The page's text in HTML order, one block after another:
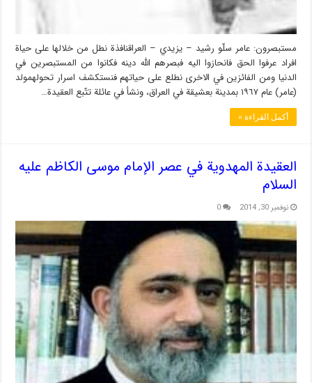
مستبصرون: عامر سلّو رشيد – يزيدي – العراقنافذة نطل من خلالها على حياة
افراد عرفوا الحق فانحازوا اليه فبصرهم الله دينه فكانوا من المستبصرين في
الدنيا ومن الفائزين في الاخرى نطلع على حياتهم فنستكشف اسرار تحولهمولد
(عامر) عام ١٩٦٧ بمدينة بعشيقة في العراق، ونشأ في عائلة تتّبع العقيدة…
أكمل القراءة »
العقيدة المهدوية في عصر الإمام موسى الكاظم عليه
السلام
نوفمبر 30, 2014 0